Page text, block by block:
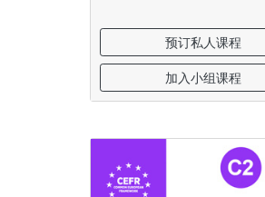
预订私人课程
加入小组课程